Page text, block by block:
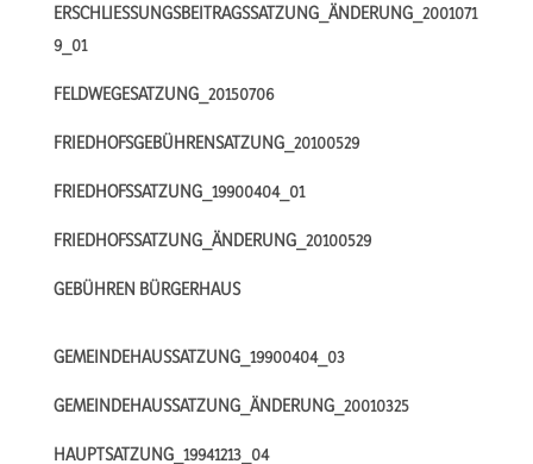
ERSCHLIESSUNGSBEITRAGSSATZUNG_ÄNDERUNG_20010719
_01
FELDWEGESATZUNG_20150706
FRIEDHOFSGEBÜHRENSATZUNG_20100529
FRIEDHOFSSATZUNG_19900404_01
FRIEDHOFSSATZUNG_ÄNDERUNG_20100529
GEBÜHREN BÜRGERHAUS
GEMEINDEHAUSSATZUNG_19900404_03
GEMEINDEHAUSSATZUNG_ÄNDERUNG_20010325
HAUPTSATZUNG_19941213_04